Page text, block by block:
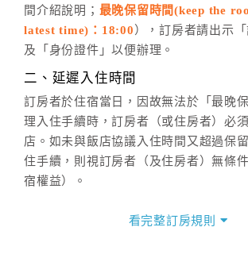
週一至週日，上午9:00～晚上6:00
六、聯絡方式
(07)9682715 。
間介紹說明； 最晚保留時間(keep the
latest time)：18:00 ），訂房者請出示「
及「身份證件」以便辦理。
二、延遲入住時間
訂房者於住宿當日，因故無法於「最晚
理入住手續時，訂房者（或住房者）必
店。如未與飯店協議入住時間又超過保
住手續，則視訂房者（及住房者）無條
宿權益）。
看完整訂房規則